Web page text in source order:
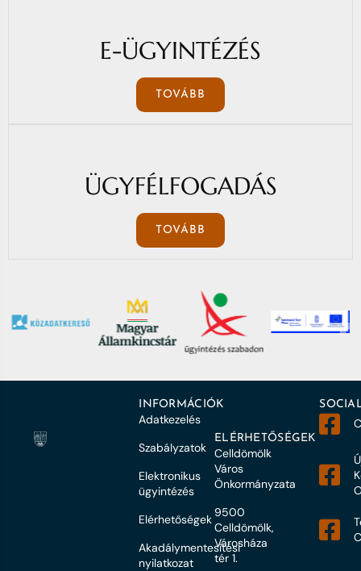
E-ÜGYINTÉZÉS
TOVÁBB
ÜGYFÉLFOGADÁS
TOVÁBB
INFORMÁCIÓK
Adatkezelés
Szabályzatok
Elektronikus
ügyintézés
Elérhetőségek
Akadálymentesítési
nyilatkozat
ELÉRHETŐSÉGEK
Celldömölk
Város
Önkormányzata
9500
Celldömölk,
Városháza
tér 1.